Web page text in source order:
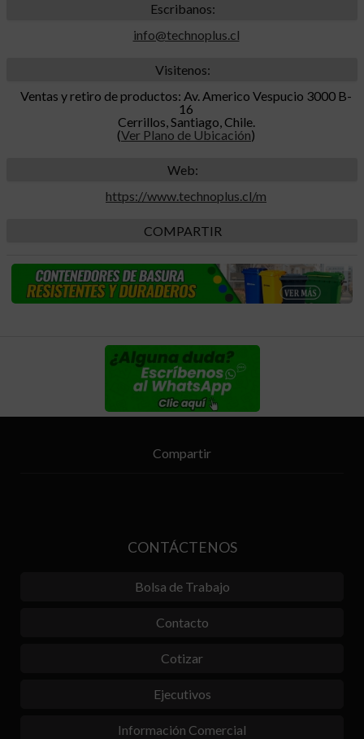
Escribanos:
info@technoplus.cl
Visitenos:
Ventas y retiro de productos: Av. Americo Vespucio 3000 B-
16
Cerrillos, Santiago, Chile.
(Ver Plano de Ubicación)
Web:
https://www.technoplus.cl/m
COMPARTIR
Compartir
CONTÁCTENOS
Bolsa de Trabajo
Contacto
Cotizar
Ejecutivos
Información Comercial